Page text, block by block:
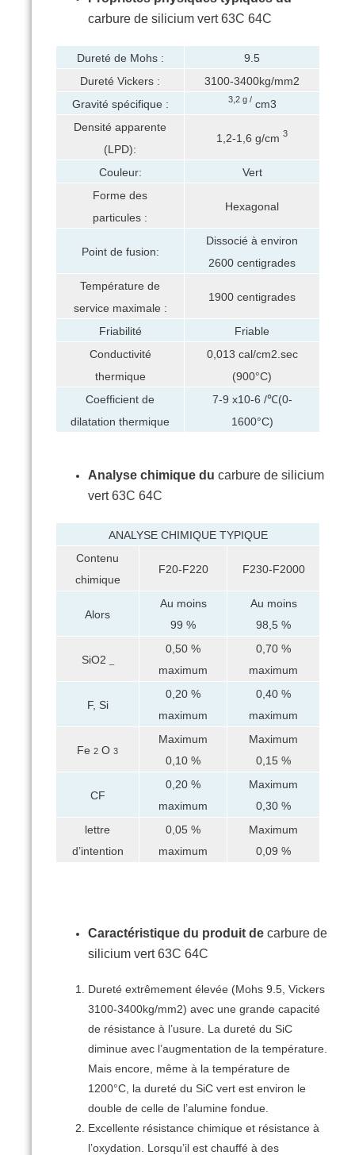
carbure de silicium vert 63C 64C
Dureté de Mohs :
9.5
Dureté Vickers :
3100-3400kg/mm2
Gravité spécifique :
3,2 g / cm3
Densité apparente
(LPD):
1,2-1,6 g/cm 3
Couleur:
Vert
Forme des
particules :
Hexagonal
Point de fusion:
Dissocié à environ
2600 centigrades
Température de
service maximale :
1900 centigrades
Friabilité
Friable
Conductivité
thermique
0,013 cal/cm2.sec
(900°C)
Coefficient de
dilatation thermique
7-9 x10-6 /℃(0-
1600°C)
Analyse chimique du carbure de silicium
vert 63C 64C
ANALYSE CHIMIQUE TYPIQUE
Contenu
chimique
F20-F220 F230-F2000
Alors
Au moins
99 %
Au moins
98,5 %
SiO2
0,50 %
maximum
0,70 %
maximum
F, Si
0,20 %
maximum
0,40 %
maximum
Fe 2 O 3
Maximum
0,10 %
Maximum
0,15 %
CF
0,20 %
maximum
Maximum
0,30 %
lettre
d’intention
0,05 %
maximum
Maximum
0,09 %
Caractéristique du produit de carbure de
silicium vert 63C 64C
Dureté extrêmement élevée (Mohs 9.5, Vickers
3100-3400kg/mm2) avec une grande capacité
de résistance à l’usure. La dureté du SiC
diminue avec l’augmentation de la température.
Mais encore, même à la température de
1200°C, la dureté du SiC vert est environ le
double de celle de l’alumine fondue.
Excellente résistance chimique et résistance à
l’oxydation. Lorsqu’il est chauffé à des